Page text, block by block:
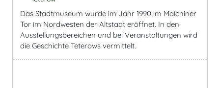
Das Stadtmuseum wurde im Jahr 1990 im Malchiner
Tor im Nordwesten der Altstadt eröffnet. In den
Ausstellungsbereichen und bei Veranstaltungen wird
die Geschichte Teterows vermittelt.